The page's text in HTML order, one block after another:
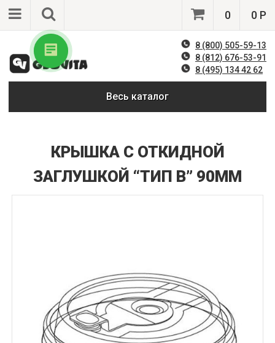
0 0 Р
8 (800) 505-59-13
8 (812) 676-53-91
8 (495) 134 42 62
Весь каталог
КРЫШКА С ОТКИДНОЙ
ЗАГЛУШКОЙ “ТИП В” 90ММ